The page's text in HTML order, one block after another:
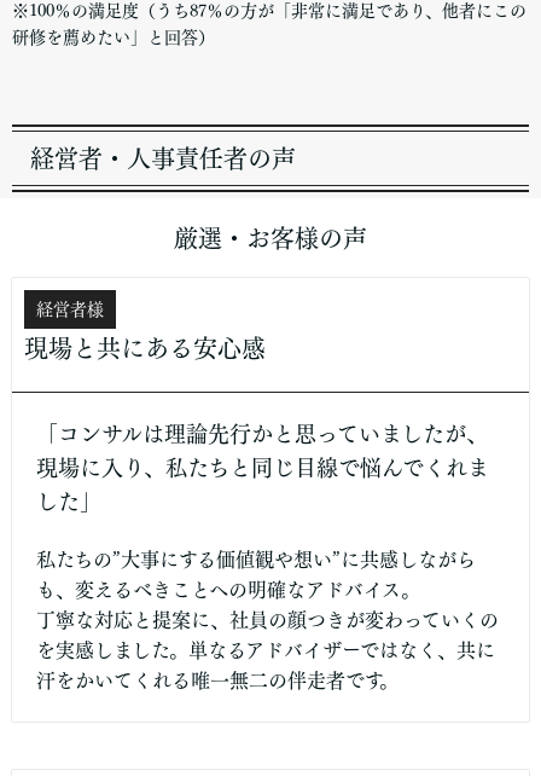
※100％の満足度（うち87％の方が「非常に満足であり、他者にこの
研修を薦めたい」と回答）
経営者・人事責任者の声
厳選・お客様の声
経営者様
現場と共にある安心感
「コンサルは理論先行かと思っていましたが、
現場に入り、私たちと同じ目線で悩んでくれま
した」
私たちの”大事にする価値観や想い”に共感しながら
も、変えるべきことへの明確なアドバイス。
丁寧な対応と提案に、社員の顔つきが変わっていくの
を実感しました。単なるアドバイザーではなく、共に
汗をかいてくれる唯一無二の伴走者です。